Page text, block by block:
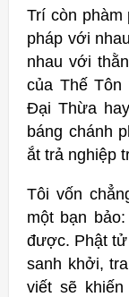
Trí còn phàm
pháp với
nhau với
của Thế Tôn
Đại Thừa
báng chánh
ắt trả nghiệp
Tôi vốn
một bạn
được. Phật
sanh khởi,
viết sẽ